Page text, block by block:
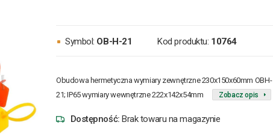
Symbol: OB-H-21 Kod produktu: 10764
Obudowa hermetyczna wymiary zewnętrzne 230x150x60mm OBH-
21; IP65 wymiary wewnętrzne 222x142x54mm
Zobacz opis
Dostępność: Brak towaru na magazynie